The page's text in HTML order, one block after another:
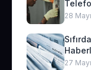
28
27